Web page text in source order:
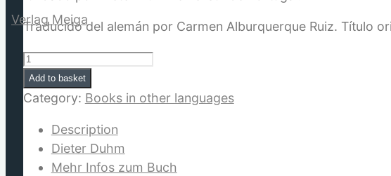
for:
Traducido del alemán por Carmen Alburquerque Ruiz. Título
La
Matriz
Sagrada:
matriz
Add to basket
Category: Books in other languages
Description
Dieter Duhm
Mehr Infos zum Buch